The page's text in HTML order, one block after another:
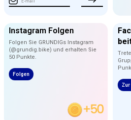
Instagram Folgen
Folgen Sie GRUNDIGs Instagram
(@grundig.bike) und erhalten Sie
50 Punkte.
Folgen
Zur